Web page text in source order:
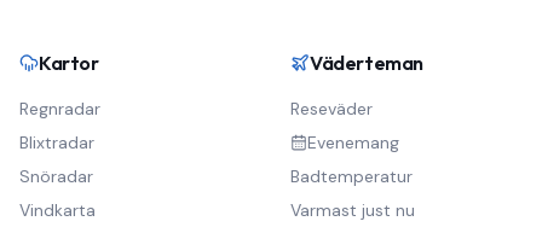
Kartor
Regnradar
Blixtradar
Snöradar
Vindkarta
Väderteman
Reseväder
Evenemang
Badtemperatur
Varmast just nu